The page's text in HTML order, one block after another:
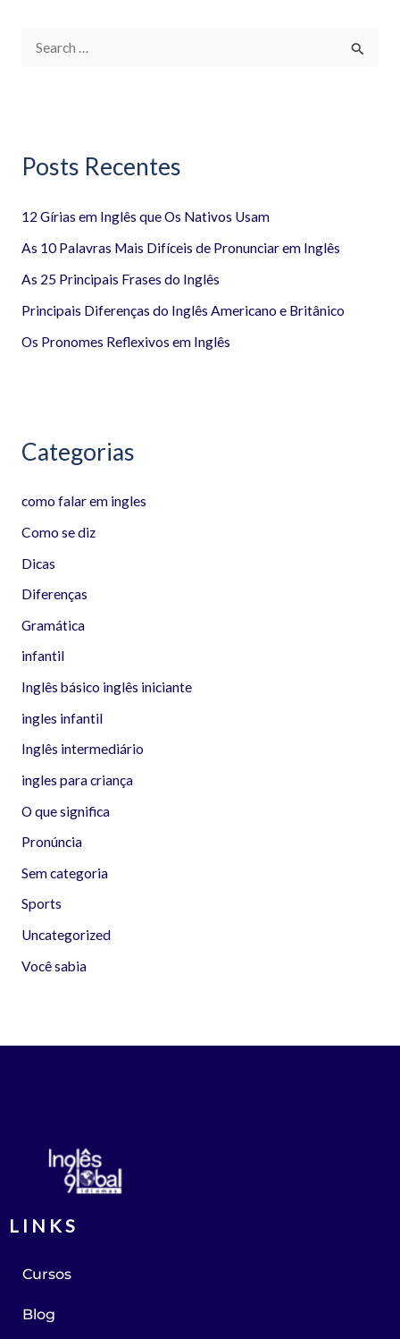
u
s
a
r
Posts Recentes
12 Gírias em Inglês que Os Nativos Usam
As 10 Palavras Mais Difíceis de Pronunciar em Inglês
As 25 Principais Frases do Inglês
Principais Diferenças do Inglês Americano e Britânico
Os Pronomes Reflexivos em Inglês
Categorias
como falar em ingles
Como se diz
Dicas
Diferenças
Gramática
infantil
Inglês básico inglês iniciante
ingles infantil
Inglês intermediário
ingles para criança
O que significa
Pronúncia
Sem categoria
Sports
Uncategorized
Você sabia
LINKS
Cursos
Blog